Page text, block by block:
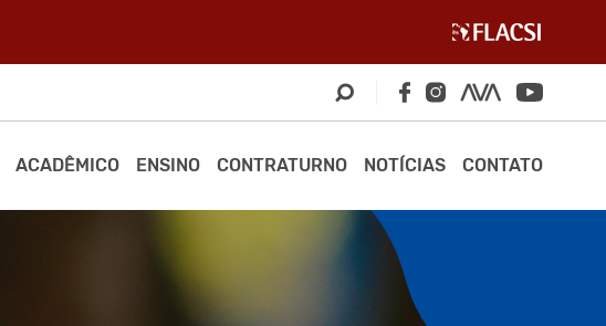
ACADÊMICO ENSINO CONTRATURNO NOTÍCIAS CONTATO